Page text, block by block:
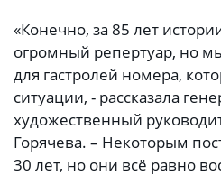
«Конечно, за 85 лет
огромный репертуар, но
для гастролей номера,
ситуации, - рассказала
художественный
Горячева. – Некоторым
30 лет, но они всё равно